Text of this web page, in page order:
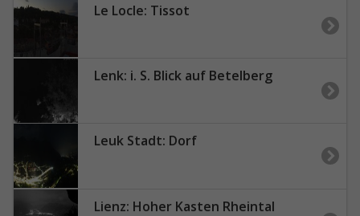
Le Locle: Tissot
Lenk: i. S. Blick auf Betelberg
Leuk Stadt: Dorf
Lienz: Hoher Kasten Rheintal